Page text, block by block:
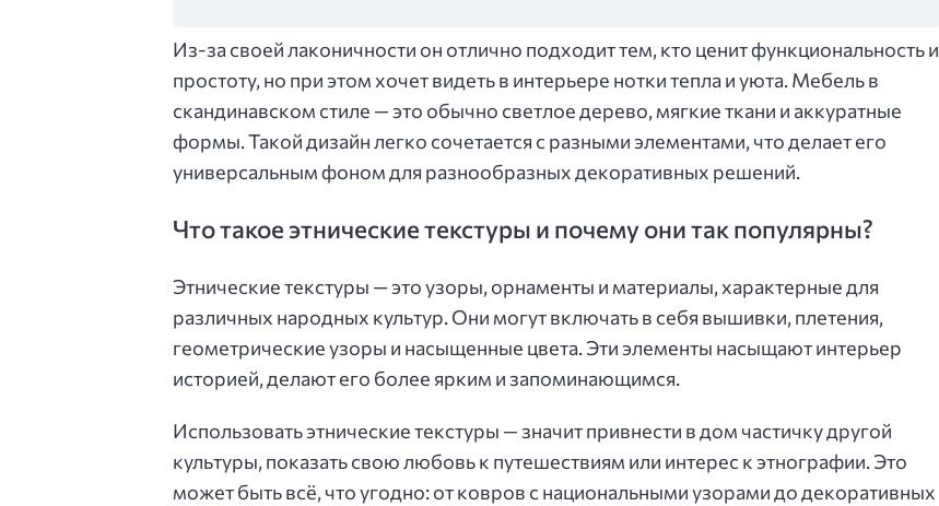
Из-за своей лаконичности он отлично подходит тем, кто ценит функциональность и
простоту, но при этом хочет видеть в интерьере нотки тепла и уюта. Мебель в
скандинавском стиле — это обычно светлое дерево, мягкие ткани и аккуратные
формы. Такой дизайн легко сочетается с разными элементами, что делает его
универсальным фоном для разнообразных декоративных решений.
Что такое этнические текстуры и почему они так популярны?
Этнические текстуры — это узоры, орнаменты и материалы, характерные для
различных народных культур. Они могут включать в себя вышивки, плетения,
геометрические узоры и насыщенные цвета. Эти элементы насыщают интерьер
историей, делают его более ярким и запоминающимся.
Использовать этнические текстуры — значит привнести в дом частичку другой
культуры, показать свою любовь к путешествиям или интерес к этнографии. Это
может быть всё, что угодно: от ковров с национальными узорами до декоративных